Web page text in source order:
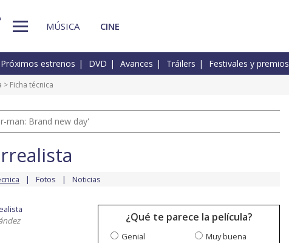
MÚSICA CINE
Próximos estrenos DVD Avances Tráilers Festivales y premios
> Ficha técnica
man: Brand new day'
Fotos Noticias
¿Qué te parece la película?
Genial
Muy buena